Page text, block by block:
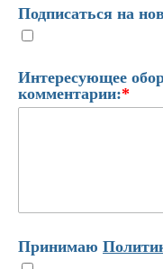
Подписаться на
Интересующее
комментарии:*
Принимаю